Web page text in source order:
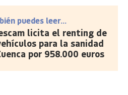
puedes leer...
licita el renting de
para la sanidad
por 958.000 euros